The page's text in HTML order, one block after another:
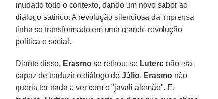
mudado todo o contexto, dando um novo sabor ao
diálogo satírico. A revolução silenciosa da imprensa
tinha se transformado em uma grande revolução
política e social.
Diante disso, Erasmo se retirou: se Lutero não era
capaz de traduzir o diálogo deJúlio, Erasmo não
queria ter nada a ver com o "javali alemão". E,